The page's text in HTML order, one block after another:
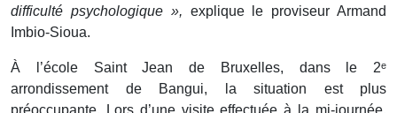
difficulté psychologique », explique le proviseur Armand
Imbio-Sioua.
À l’école Saint Jean de Bruxelles, dans le 2ᵉ
arrondissement de Bangui, la situation est plus
préoccupante. Lors d’une visite effectuée à la mi-journée,